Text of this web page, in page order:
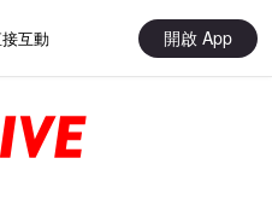
互動 開啟 App